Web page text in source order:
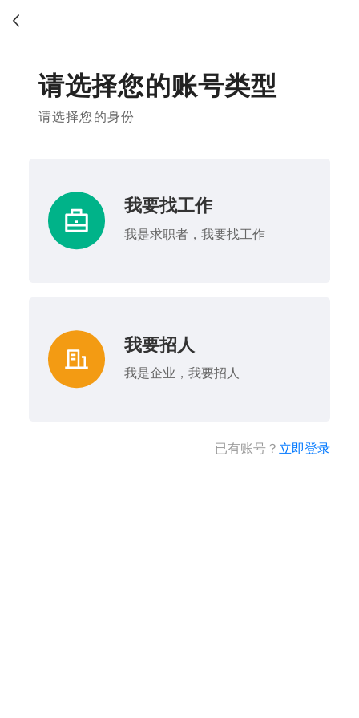
请选择您的账号类型
请选择您的身份
我要找工作
我是求职者，我要找工作
我要招人
我是企业，我要招人
已有账号？ 立即登录